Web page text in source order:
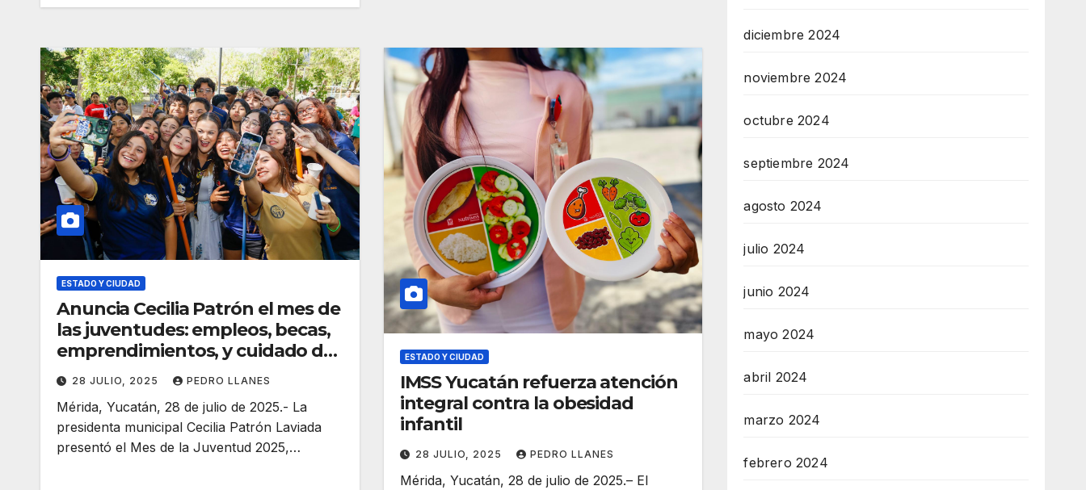
ESTADO Y CIUDAD
Anuncia Cecilia Patrón el mes de
las juventudes: empleos, becas,
emprendimientos, y cuidado de
la salud mental.
28 JULIO, 2025 PEDRO LLANES
Mérida, Yucatán, 28 de julio de 2025.- La
presidenta municipal Cecilia Patrón Laviada
presentó el Mes de la Juventud 2025,…
ESTADO Y CIUDAD
IMSS Yucatán refuerza atención
integral contra la obesidad
infantil
28 JULIO, 2025 PEDRO LLANES
Mérida, Yucatán, 28 de julio de 2025.– El
diciembre 2024
noviembre 2024
octubre 2024
septiembre 2024
agosto 2024
julio 2024
junio 2024
mayo 2024
abril 2024
marzo 2024
febrero 2024